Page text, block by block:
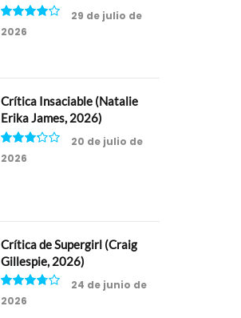
8
29 de julio de
2026
Crítica Insaciable (Natalie
Erika James, 2026)
6.5
20 de julio de
2026
Crítica de Supergirl (Craig
Gillespie, 2026)
7.5
24 de junio de
2026